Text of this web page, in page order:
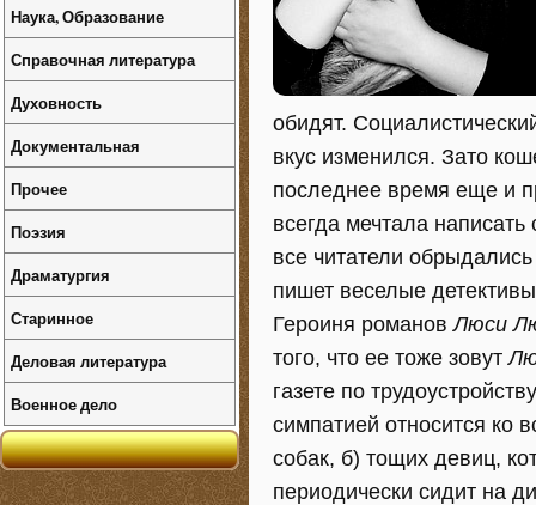
обидят.
вкус изменился. Зато
последнее время еще и
всегда мечтала
все читатели
пишет веселые
Героиня романовЛюси
того, что ее тоже зовут
газете по
симпатией относится ко
собак, б) тощих девиц,
периодически сидит на
Наука, Образование
Справочная литература
Духовность
Документальная
Прочее
Поэзия
Драматургия
Старинное
Деловая литература
Военное дело